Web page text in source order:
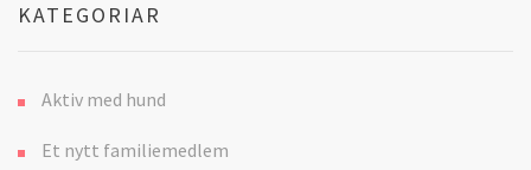
KATEGORIAR
Aktiv med hund
Et nytt familiemedlem